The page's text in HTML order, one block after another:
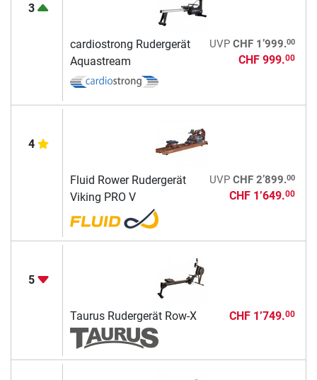
3
cardiostrong Rudergerät
Aquastream
UVP CHF 1’999.00
CHF 999.00
4
Fluid Rower Rudergerät
Viking PRO V
UVP CHF 2’899.00
CHF 1’649.00
5
Taurus Rudergerät Row-X CHF 1’749.00